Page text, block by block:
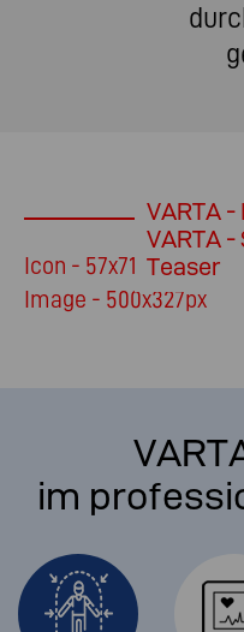
VARTA
VARTA
Teaser
Icon - 57x71px
Image - 500x327px
im